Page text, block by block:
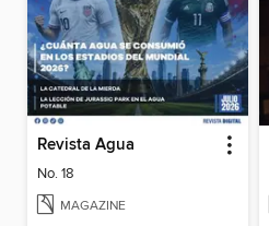
Revista Agua
No. 18
MAGAZINE